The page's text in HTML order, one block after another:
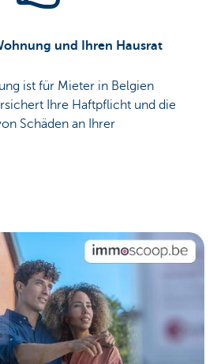
und Ihren Hausrat
ist für Mieter in Belgien
Ihre Haftpflicht und die
Schäden an Ihrer